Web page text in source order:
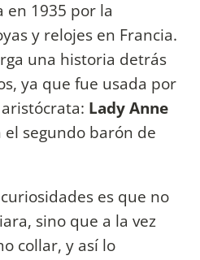
en 1935 por la
y relojes en Francia.
una historia detrás
ya que fue usada por
Lady Anne
el segundo barón de
es que no
sino que a la vez
collar, y así lo